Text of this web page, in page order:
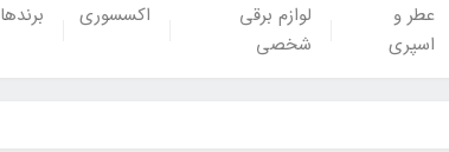
عطر و
اسپری
لوازم برقی
شخصی
اکسسوری برندها